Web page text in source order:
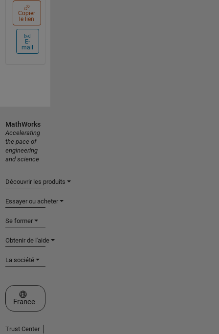
Copier
le lien
E-
mail
MathWorks
Accelerating
the pace of
engineering
and science
Découvrir les produits
Essayer ou acheter
Se former
Obtenir de l'aide
La société
Sélectionner un site web
France
Trust Center